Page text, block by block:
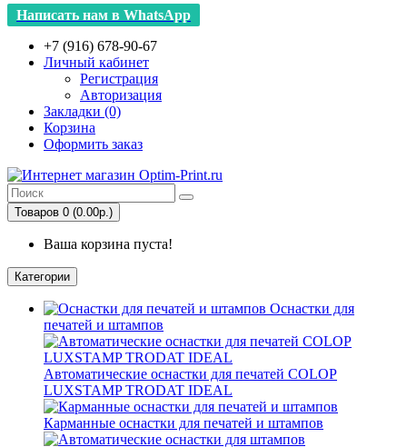
Написать нам в WhatsApp
+7 (916) 678-90-67
Личный кабинет
Регистрация
Авторизация
Закладки (0)
Корзина
Оформить заказ
Товаров 0 (0.00р.)
Ваша корзина пуста!
Категории
Оснастки для
печатей и штампов
Автоматические оснастки для печатей COLOP
LUXSTAMP TRODAT IDEAL
Карманные оснастки для печатей и штампов